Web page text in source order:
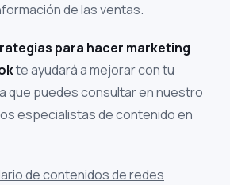
de las ventas.
para hacer marketing
te ayudará a mejorar con tu
que puedes consultar en nuestro
especialistas de contenido en
de contenidos de redes